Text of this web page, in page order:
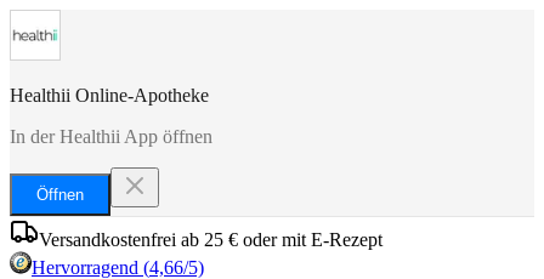
Healthii Online-Apotheke
In der Healthii App öffnen
Öffnen
Versandkostenfrei ab 25 € oder mit E-Rezept
Hervorragend (4,66/5)